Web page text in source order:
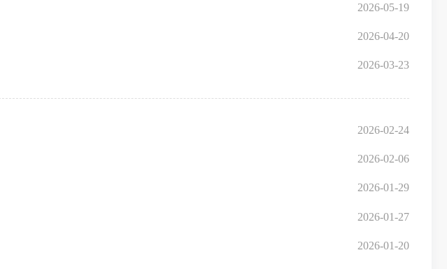
2026-05-19
2026-04-20
2026-03-23
2026-02-24
2026-02-06
2026-01-29
2026-01-27
2026-01-20